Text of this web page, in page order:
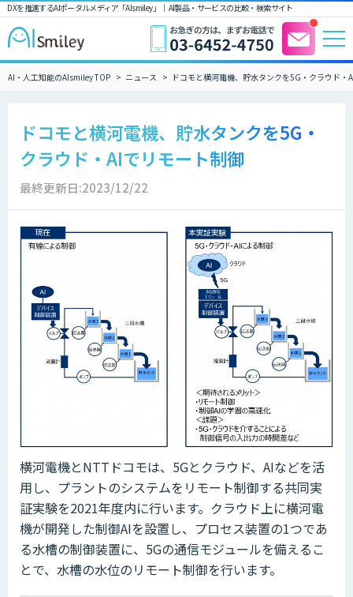
DXを推進するAIポータルメディア「AIsmiley」｜ AI製品・サービスの比較・検索サイト
AI・人工知能のAIsmiley TOP ニュース ドコモと横河電機、貯水タンクを5G・クラウド・
ドコモと横河電機、貯水タンクを5G・
クラウド・AIでリモート制御
最終更新日:2023/12/22
横河電機とNTTドコモは、5Gとクラウド、AIなどを活
用し、プラントのシステムをリモート制御する共同実
証実験を2021年度内に行います。クラウド上に横河電
機が開発した制御AIを設置し、プロセス装置の1つであ
る水槽の制御装置に、5Gの通信モジュールを備えるこ
とで、水槽の水位のリモート制御を行います。